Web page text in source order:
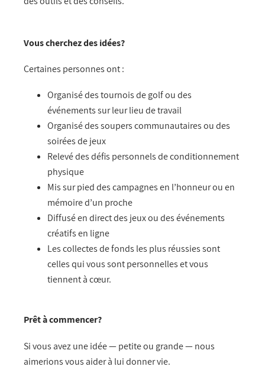
Vous cherchez des idées?
Certaines personnes ont :
Organisé des tournois de golf ou des
événements sur leur lieu de travail
Organisé des soupers communautaires ou des
soirées de jeux
Relevé des défis personnels de conditionnement
physique
Mis sur pied des campagnes en l’honneur ou en
mémoire d’un proche
Diffusé en direct des jeux ou des événements
créatifs en ligne
Les collectes de fonds les plus réussies sont
celles qui vous sont personnelles et vous
tiennent à cœur.
Prêt à commencer?
Si vous avez une idée — petite ou grande — nous
aimerions vous aider à lui donner vie.